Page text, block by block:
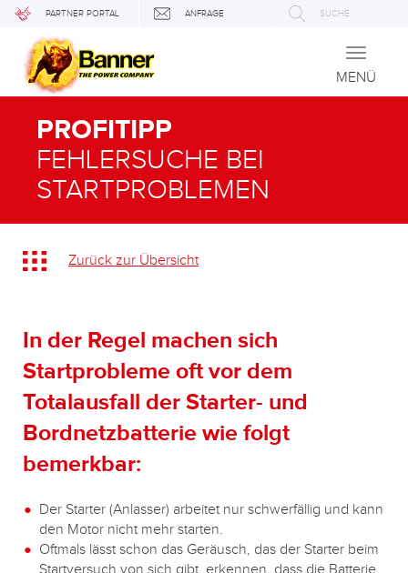
PARTNER PORTAL ANFRAGE SUCHE
Toggle
MENÜ
PROFITIPP
FEHLERSUCHE BEI
STARTPROBLEMEN
Zurück zur Übersicht
In der Regel machen sich
Startprobleme oft vor dem
Totalausfall der Starter- und
Bordnetzbatterie wie folgt
bemerkbar:
Der Starter (Anlasser) arbeitet nur schwerfällig und kann
den Motor nicht mehr starten.
Oftmals lässt schon das Geräusch, das der Starter beim